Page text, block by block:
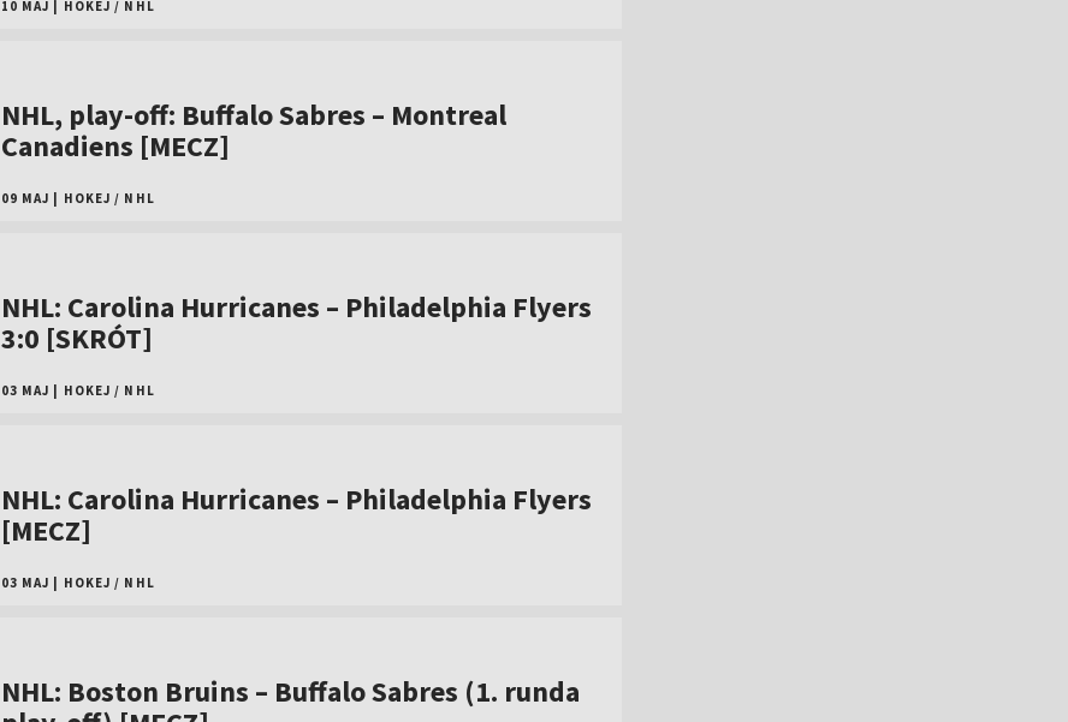
10 MAJ HOKEJ / NHL
NHL, play-off: Buffalo Sabres – Montreal
Canadiens [MECZ]
09 MAJ HOKEJ / NHL
NHL: Carolina Hurricanes – Philadelphia Flyers
3:0 [SKRÓT]
03 MAJ HOKEJ / NHL
NHL: Carolina Hurricanes – Philadelphia Flyers
[MECZ]
03 MAJ HOKEJ / NHL
NHL: Boston Bruins – Buffalo Sabres (1. runda